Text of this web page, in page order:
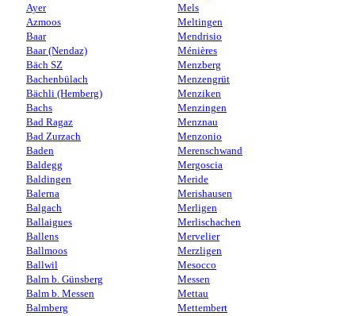
Ayer
Azmoos
Baar
Baar (Nendaz)
Bäch SZ
Bachenbülach
Bächli (Hemberg)
Bachs
Bad Ragaz
Bad Zurzach
Baden
Baldegg
Baldingen
Balerna
Balgach
Ballaigues
Ballens
Ballmoos
Ballwil
Balm b. Günsberg
Balm b. Messen
Balmberg
Mels
Meltingen
Mendrisio
Ménières
Menzberg
Menzengrüt
Menziken
Menzingen
Menznau
Menzonio
Merenschwand
Mergoscia
Meride
Merishausen
Merligen
Merlischachen
Mervelier
Merzligen
Mesocco
Messen
Mettau
Mettembert